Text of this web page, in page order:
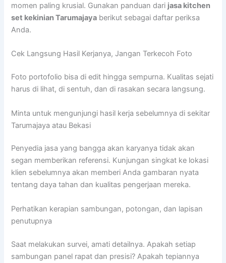
momen paling krusial. Gunakan panduan dari jasa kitchen
set kekinian Tarumajaya berikut sebagai daftar periksa
Anda.
Cek Langsung Hasil Kerjanya, Jangan Terkecoh Foto
Foto portofolio bisa di edit hingga sempurna. Kualitas sejati
harus di lihat, di sentuh, dan di rasakan secara langsung.
Minta untuk mengunjungi hasil kerja sebelumnya di sekitar
Tarumajaya atau Bekasi
Penyedia jasa yang bangga akan karyanya tidak akan
segan memberikan referensi. Kunjungan singkat ke lokasi
klien sebelumnya akan memberi Anda gambaran nyata
tentang daya tahan dan kualitas pengerjaan mereka.
Perhatikan kerapian sambungan, potongan, dan lapisan
penutupnya
Saat melakukan survei, amati detailnya. Apakah setiap
sambungan panel rapat dan presisi? Apakah tepiannya